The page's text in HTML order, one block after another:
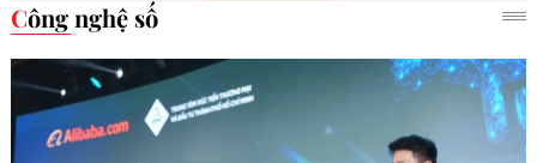
Công nghệ số